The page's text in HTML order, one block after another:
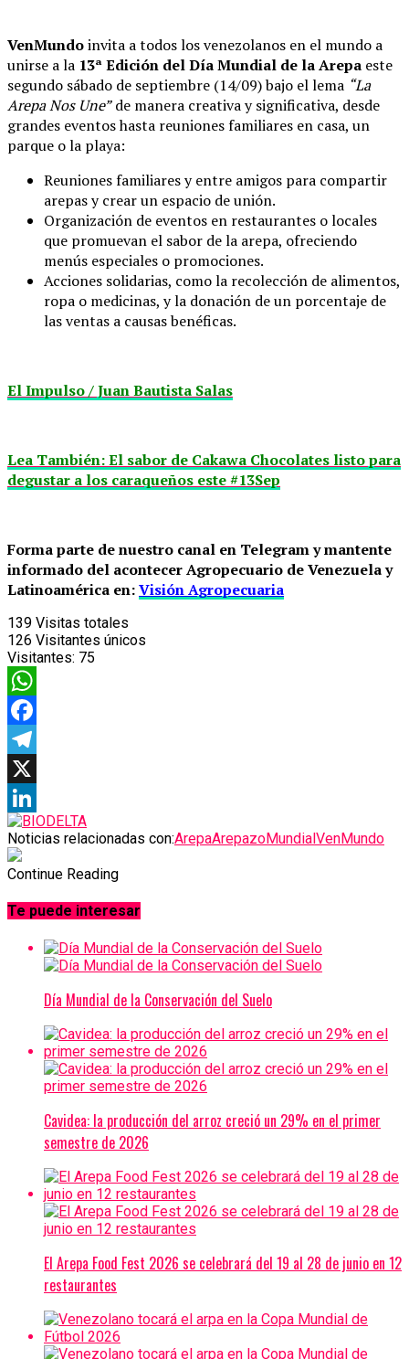
VenMundoinvita a todos los venezolanos en el mundo a
unirse a la 13ª Edición del Día Mundial de la Arepa este
segundo sábado de septiembre (14/09) bajo el lema “La
Arepa Nos Une”de manera creativa y significativa, desde
grandes eventos hasta reuniones familiares en casa, un
parque o la playa:
Reuniones familiares y entre amigos para compartir
arepas y crear un espacio de unión.
Organización de eventos en restaurantes o locales
que promuevan el sabor de la arepa, ofreciendo
menús especiales o promociones.
Acciones solidarias, como la recolección de alimentos,
ropa o medicinas, y la donación de un porcentaje de
las ventas a causas benéficas.
El Impulso / Juan Bautista Salas
Lea También: El sabor de Cakawa Chocolates listo para
degustar a los caraqueños este #13Sep
Forma parte de nuestro canal en Telegram y mantente
informado del acontecer Agropecuario de Venezuela y
Latinoamérica en:Visión Agropecuaria
139 Visitas totales
126 Visitantes únicos
Visitantes: 75
WhatsApp
Facebook
Telegram
X
LinkedIn
Noticias relacionadas con:ArepaArepazoMundialVenMundo
Continue Reading
Te puede interesar
Día Mundial de la Conservación del Suelo
Cavidea: la producción del arroz creció un 29% en el primer
semestre de 2026
El Arepa Food Fest 2026 se celebrará del 19 al 28 de junio en 12
restaurantes